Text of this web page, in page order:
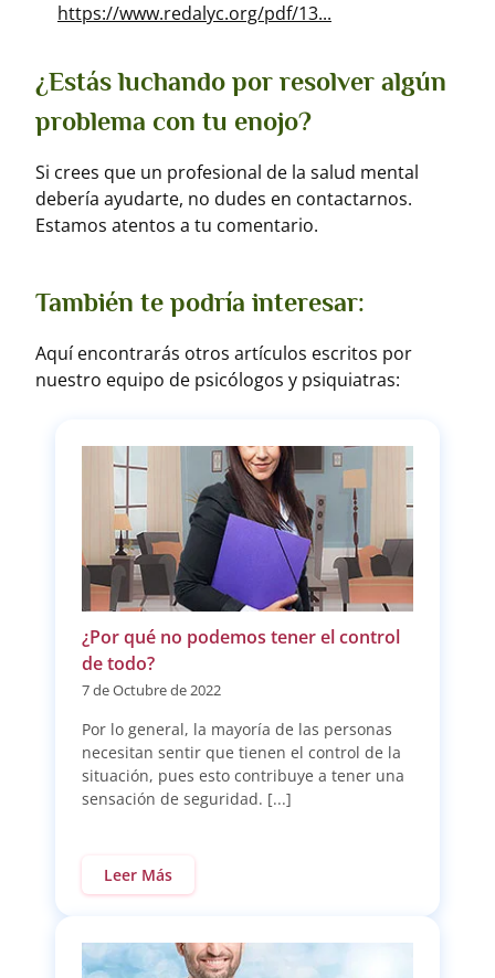
https://www.redalyc.org/pdf/13...
¿Estás luchando por resolver algún
problema con tu enojo?
Si crees que un profesional de la salud mental
debería ayudarte, no dudes en contactarnos.
Estamos atentos a tu comentario.
También te podría interesar:
Aquí encontrarás otros artículos escritos por
nuestro equipo de psicólogos y psiquiatras:
¿Por qué no podemos tener el control
de todo?
7 de Octubre de 2022
Por lo general, la mayoría de las personas
necesitan sentir que tienen el control de la
situación, pues esto contribuye a tener una
sensación de seguridad. [...]
Leer Más